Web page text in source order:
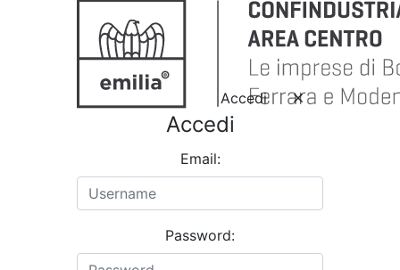
Accedi
Accedi
Email:
Password: